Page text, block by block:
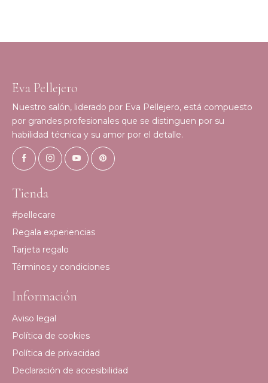
Eva Pellejero
Nuestro salón, liderado por Eva Pellejero, está compuesto
por grandes profesionales que se distinguen por su
habilidad técnica y su amor por el detalle.
Tienda
#pellecare
Regala experiencias
Tarjeta regalo
Términos y condiciones
Información
Aviso legal
Política de cookies
Política de privacidad
Declaración de accesibilidad